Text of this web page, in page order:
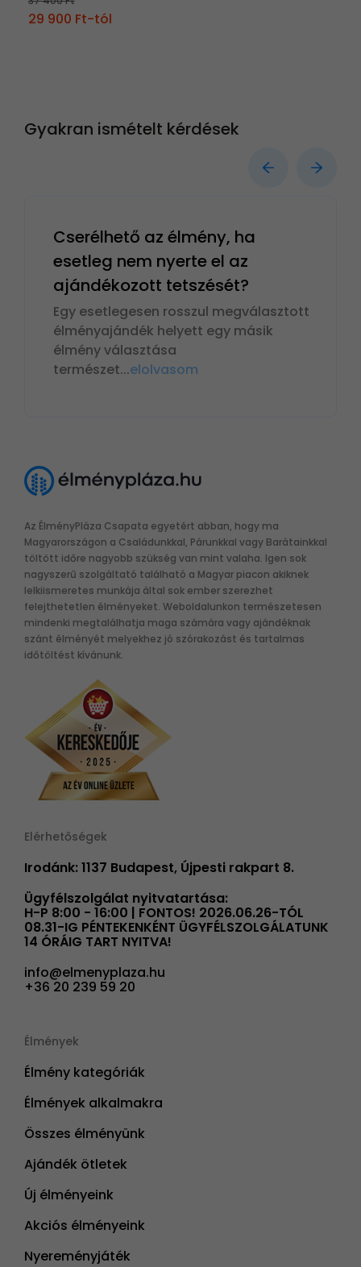
29 900 Ft-tól
Gyakran ismételt kérdések
Cserélhető az élmény, ha
esetleg nem nyerte el az
ajándékozott tetszését?
Egy esetlegesen rosszul megválasztott
élményajándék helyett egy másik
élmény választása
természet...elolvasom
Az ÉlményPláza Csapata egyetért abban, hogy ma
Magyarországon a Családunkkal, Párunkkal vagy Barátainkkal
töltött időre nagyobb szükség van mint valaha. Igen sok
nagyszerű szolgáltató található a Magyar piacon akiknek
lelkiismeretes munkája által sok ember szerezhet
felejthetetlen élményeket. Weboldalunkon természetesen
mindenki megtalálhatja maga számára vagy ajándéknak
szánt élményét melyekhez jó szórakozást és tartalmas
időtöltést kívánunk.
Elérhetőségek
Irodánk: 1137 Budapest, Újpesti rakpart 8.
Ügyfélszolgálat nyitvatartása:
H-P 8:00 - 16:00 | FONTOS! 2026.06.26-TÓL
08.31-IG PÉNTEKENKÉNT ÜGYFÉLSZOLGÁLATUNK
14 ÓRÁIG TART NYITVA!
info@elmenyplaza.hu
+36 20 239 59 20
Élmények
Élmény kategóriák
Élmények alkalmakra
Összes élményünk
Ajándék ötletek
Új élményeink
Akciós élményeink
Nyereményjáték